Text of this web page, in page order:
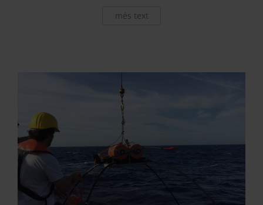
més text